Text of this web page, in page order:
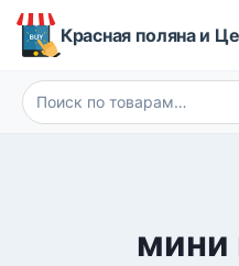
Перейти
Красная поляна и
Искать:
мини